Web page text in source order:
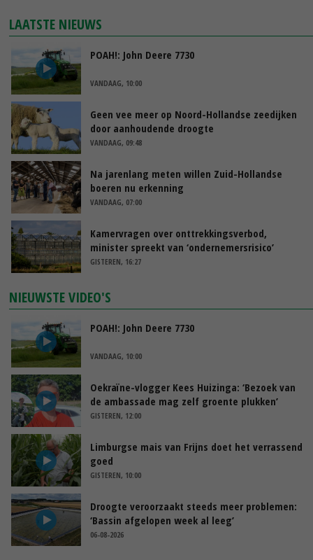
LAATSTE NIEUWS
POAH!: John Deere 7730
VANDAAG, 10:00
Geen vee meer op Noord-Hollandse zeedijken
door aanhoudende droogte
VANDAAG, 09:48
Na jarenlang meten willen Zuid-Hollandse
boeren nu erkenning
VANDAAG, 07:00
Kamervragen over onttrekkingsverbod,
minister spreekt van ‘ondernemersrisico’
GISTEREN, 16:27
NIEUWSTE VIDEO'S
POAH!: John Deere 7730
VANDAAG, 10:00
Oekraïne-vlogger Kees Huizinga: ‘Bezoek van
de ambassade mag zelf groente plukken’
GISTEREN, 12:00
Limburgse mais van Frijns doet het verrassend
goed
GISTEREN, 10:00
Droogte veroorzaakt steeds meer problemen:
‘Bassin afgelopen week al leeg’
06-08-2026